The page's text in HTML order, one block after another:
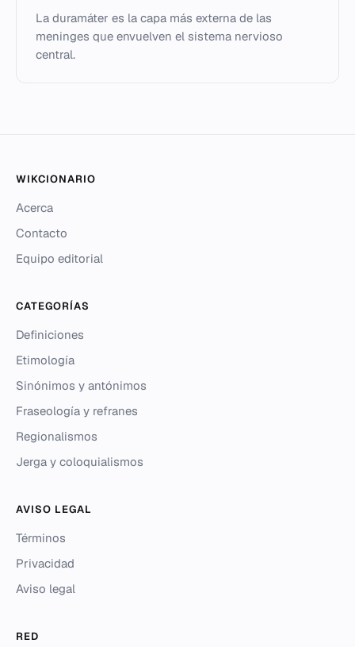
La duramáter es la capa más externa de las
meninges que envuelven el sistema nervioso
central.
WIKCIONARIO
Acerca
Contacto
Equipo editorial
CATEGORÍAS
Definiciones
Etimología
Sinónimos y antónimos
Fraseología y refranes
Regionalismos
Jerga y coloquialismos
AVISO LEGAL
Términos
Privacidad
Aviso legal
RED